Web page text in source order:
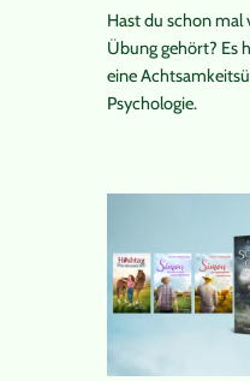
Hast du schon mal
Übung gehört? Es
eine
Psychologie.